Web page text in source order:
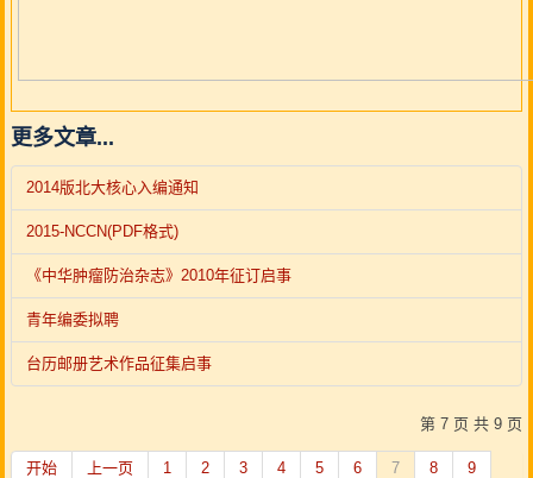
更多文章...
2014版北大核心入编通知
2015-NCCN(PDF格式)
《中华肿瘤防治杂志》2010年征订启事
青年编委拟聘
台历邮册艺术作品征集启事
第 7 页 共 9 页
开始 上一页 1 2 3 4 5 6 7 8
9